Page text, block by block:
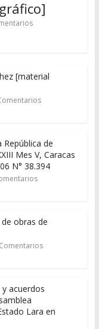
[material
República de
Mes V, Caracas
N° 38.394
obras de
Comentarios
acuerdos
Lara en